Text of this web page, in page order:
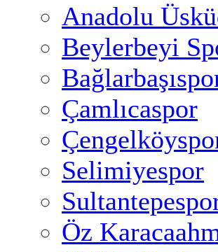
Anadolu
Beylerbeyi
Çamlıcaspor
Selimiyespor
Öz